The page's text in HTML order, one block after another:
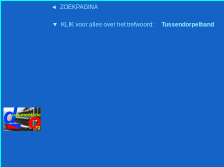
◄ ZOEKPAGINA
▼ KLIK voor alles over het trefwoord: Tussendorpelband
'15:19 19-2-2008